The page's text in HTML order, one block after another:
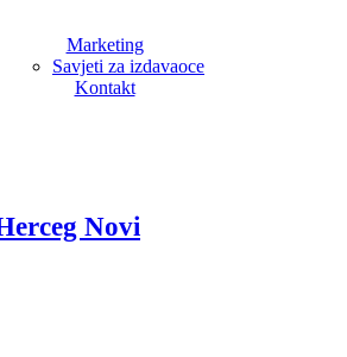
Marketing
Savjeti za izdavaoce
Kontakt